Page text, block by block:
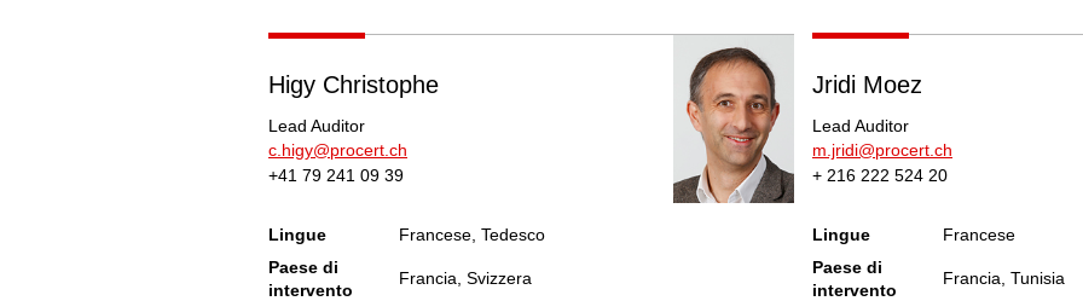
Higy Christophe
Lead Auditor
c.higy@procert.ch
+41 79 241 09 39
Lingue
Francese, Tedesco
Paese di
intervento
Francia, Svizzera
Jridi Moez
Lead Auditor
m.jridi@procert.ch
+ 216 222 524 20
Lingue
Francese
Paese di
intervento
Francia, Tunisia